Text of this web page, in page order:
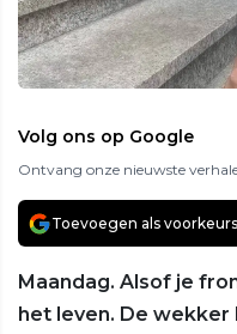
Volg ons op Google
Ontvang onze nieuwste
Toevoegen als
Maandag. Alsof je
het leven. De